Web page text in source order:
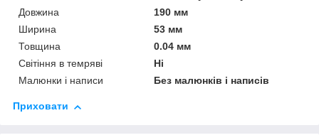
Довжина
190 мм
Ширина
53 мм
Товщина
0.04 мм
Світіння в темряві
Ні
Малюнки і написи
Без малюнків і написів
Приховати